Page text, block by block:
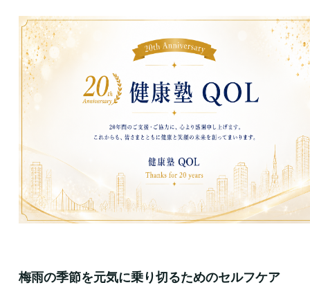
梅雨の季節を元気に乗り切るためのセルフケア